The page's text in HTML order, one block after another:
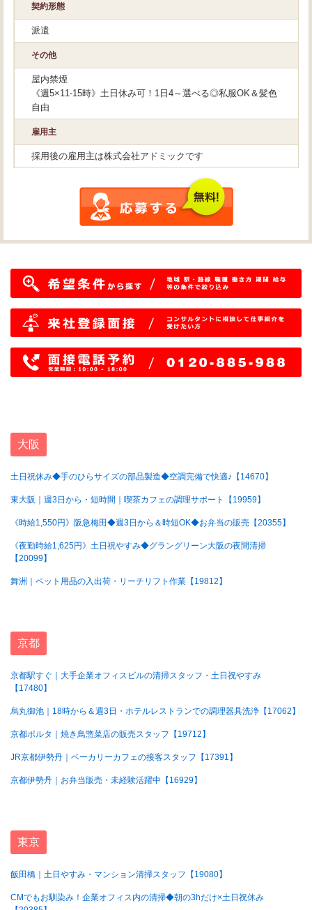
契約形態
派遣
その他
屋内禁煙
《週5×11-15時》土日休み可！1日4～選べる◎私服OK＆髪色
自由
雇用主
採用後の雇用主は株式会社アドミックです
大阪
土日祝休み◆手のひらサイズの部品製造◆空調完備で快適♪【14670】
東大阪｜週3日から・短時間｜喫茶カフェの調理サポート【19959】
《時給1,550円》阪急梅田◆週3日から＆時短OK◆お弁当の販売【20355】
《夜勤時給1,625円》土日祝やすみ◆グラングリーン大阪の夜間清掃
【20099】
舞洲｜ペット用品の入出荷・リーチリフト作業【19812】
京都
京都駅すぐ｜大手企業オフィスビルの清掃スタッフ・土日祝やすみ
【17480】
烏丸御池｜18時から＆週3日・ホテルレストランでの調理器具洗浄【17062】
京都ポルタ｜焼き鳥惣菜店の販売スタッフ【19712】
JR京都伊勢丹｜ベーカリーカフェの接客スタッフ【17391】
京都伊勢丹｜お弁当販売・未経験活躍中【16929】
東京
飯田橋｜土日やすみ・マンション清掃スタッフ【19080】
CMでもお馴染み！企業オフィス内の清掃◆朝の3hだけ×土日祝休み